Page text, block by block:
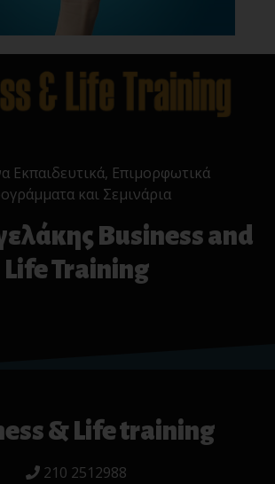
Εκπαιδευτικά, Επιμορφωτικά
και Σεμινάρια
Business and
Life Training
& Life training
210 2512988